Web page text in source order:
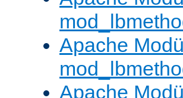
Apache
Apache